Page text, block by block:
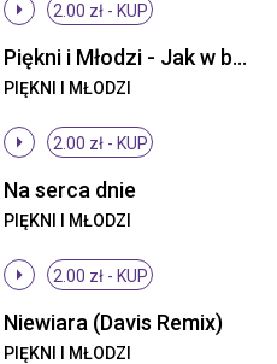
2.00 zł - KUP
Piękni i Młodzi - Jak w bajce (ti amo) (Radio Edit)
PIĘKNI I MŁODZI
2.00 zł - KUP
Na serca dnie
PIĘKNI I MŁODZI
2.00 zł - KUP
Niewiara (Davis Remix)
PIĘKNI I MŁODZI